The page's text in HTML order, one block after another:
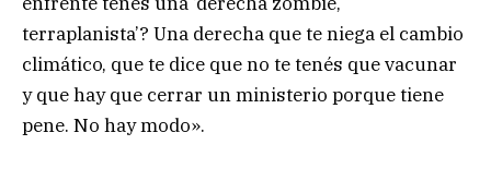
terraplanista’? Una derecha que te niega el cambio
climático, que te dice que no te tenés que vacunar
y que hay que cerrar un ministerio porque tiene
pene. No hay modo».